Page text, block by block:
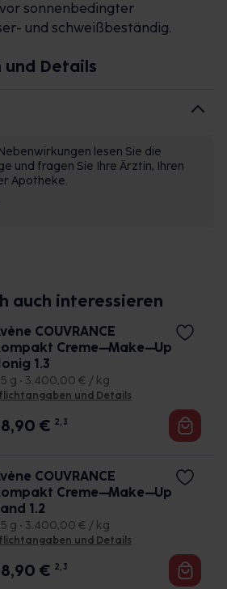
sonnenbedingter
und schweißbeständig.
Details
lesen Sie die
und fragen Sie Ihre Ärztin, Ihren
Apotheke.
auch interessieren
COUVRANCE
Creme–Make–Up
1.3
g • 3.400,00 € / kg
und Details
€ 2, 3
COUVRANCE
Creme–Make–Up
1.2
g • 3.400,00 € / kg
und Details
€ 2, 3